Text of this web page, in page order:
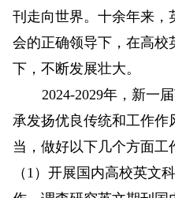
刊走向世界。十余年来，
会的正确领导下，在高校
下，不断发展壮大。
2024-2029年，新一
承发扬优良传统和工作作
当，做好以下几个方面工
（1）开展国内高校英文